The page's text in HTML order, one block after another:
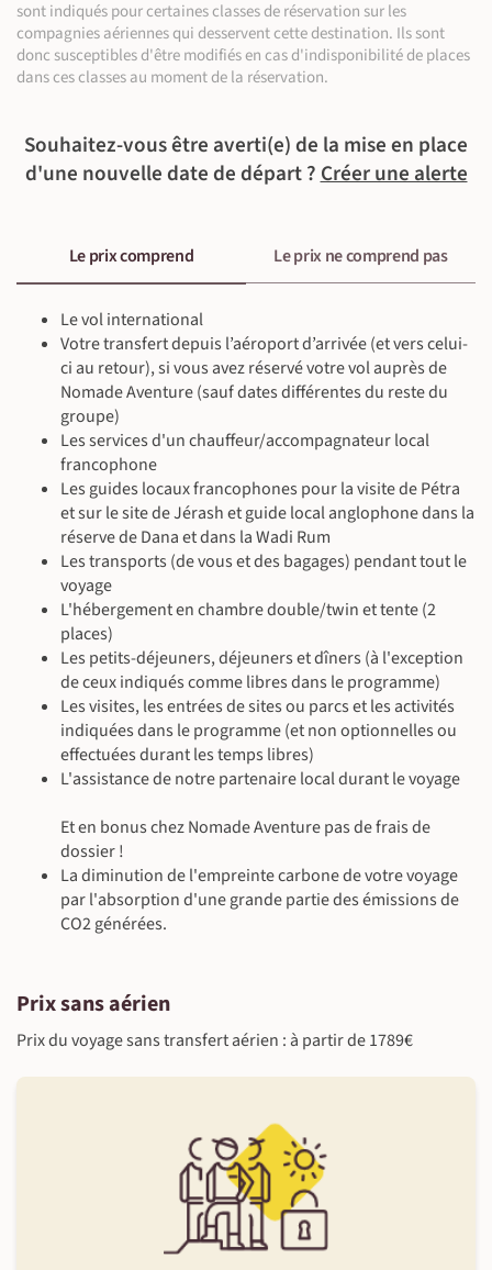
Dana.
À l'hôtel - Dana Trail hotel (ou équivalent)
Petit-déjeuner, déjeuner & dîner inclus
Randonnée (7 km ~3 h)
100 m 100 m
©
Randonnée (15 km ~6 h 30) 300 m 300 m
©
Chauffeur / Accompagnateur
Randonnée (~3 h) | Flottaison (floating) (~2 h)
sont indiqués pour certaines classes de réservation sur les
compagnies aériennes qui desservent cette destination. Ils sont
donc susceptibles d'être modifiés en cas d'indisponibilité de places
dans ces classes au moment de la réservation.
Souhaitez-vous être averti(e) de la mise en place
d'une nouvelle date de départ ?Créer une alerte
Le prix comprend Le prix ne comprend pas
Le vol international
Votre transfert depuis l’aéroport d’arrivée (et vers celui-
ci au retour), si vous avez réservé votre vol auprès de
Nomade Aventure (sauf dates différentes du reste du
groupe)
Les services d'un chauffeur/accompagnateur local
francophone
Les guides locaux francophones pour la visite de Pétra
et sur le site de Jérash et guide local anglophone dans la
réserve de Dana et dans la Wadi Rum
Les transports (de vous et des bagages) pendant tout le
voyage
L'hébergement en chambre double/twin et tente (2
places)
Les petits-déjeuners, déjeuners et dîners (à l'exception
de ceux indiqués comme libres dans le programme)
Les visites, les entrées de sites ou parcs et les activités
indiquées dans le programme (et non optionnelles ou
effectuées durant les temps libres)
L'assistance de notre partenaire local durant le voyage
Et en bonus chez Nomade Aventure pas de frais de
dossier !
La diminution de l'empreinte carbone de votre voyage
par l'absorption d'une grande partie des émissions de
CO2 générées.
Prix sans aérien
Prix du voyage sans transfert aérien : à partir de 1789€